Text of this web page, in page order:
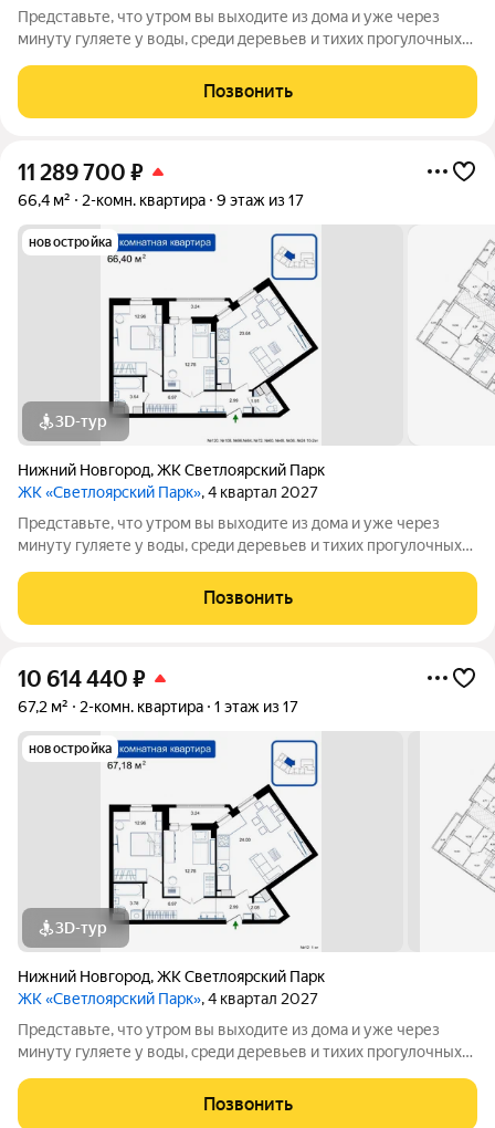
Представьте, что утром вы выходите из дома и уже через
минуту гуляете у воды, среди деревьев и тихих прогулочных
рядом с одним из самых живописных мест Сормовского
района Нижнего Новгорода
Позвонить
11 289 700 ₽
66,4 м² 2-комн. квартира 9 этаж из 17
новостройка
3D-тур
Нижний Новгород,ЖК Светлоярский Парк
ЖК «Светлоярский Парк», 4 квартал 2027
Представьте, что утром вы выходите из дома и уже через
минуту гуляете у воды, среди деревьев и тихих прогулочных
рядом с одним из самых живописных мест Сормовского
района Нижнего Новгорода
Позвонить
10 614 440 ₽
67,2 м² 2-комн. квартира 1 этаж из 17
новостройка
3D-тур
Нижний Новгород,ЖК Светлоярский Парк
ЖК «Светлоярский Парк», 4 квартал 2027
Представьте, что утром вы выходите из дома и уже через
минуту гуляете у воды, среди деревьев и тихих прогулочных
рядом с одним из самых живописных мест Сормовского
района Нижнего Новгорода
Позвонить